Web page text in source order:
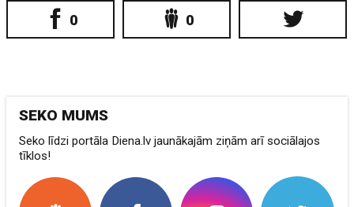
0 0
SEKO MUMS
Seko līdzi portāla Diena.lv jaunākajām ziņām arī sociālajos
tīklos!